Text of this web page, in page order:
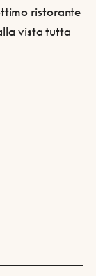
ristorante
vista tutta